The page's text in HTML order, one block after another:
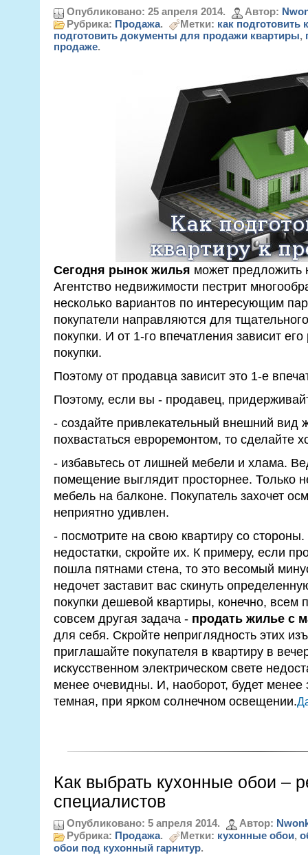
Опубликовано: 25 апреля 2014. Автор:
Рубрика: Продажа. Метки: как подготовить
подготовить документы для продажи квартиры,
продаже.
Сегодня рынок жилья может предложить
Агентство недвижимости пестрит
несколько вариантов по интересующим
покупатели направляются для
покупки. И от 1-го впечатления зависит
покупки.
Поэтому от продавца зависит это 1-е
Поэтому, если вы - продавец,
- создайте привлекательный внешний вид
похвастаться евроремонтом, то сделайте
- избавьтесь от лишней мебели и хлама.
помещение выглядит просторнее. Только
мебель на балконе. Покупатель захочет
неприятно удивлен.
- посмотрите на свою квартиру со
недостатки, скройте их. К примеру, если
пошла пятнами стена, то это весомый
недочет заставит вас скинуть
покупки дешевой квартиры, конечно, всем
совсем другая задача - продать жилье с
для себя. Скройте неприглядность этих
приглашайте покупателя в квартиру в
искусственном электрическом свете
менее очевидны. И, наоборот, будет менее
темная, при ярком солнечном освещении.
Как выбрать кухонные обои –
специалистов
Опубликовано: 5 апреля 2014. Автор:
Рубрика: Продажа. Метки: кухонные обои,
обои под кухонный гарнитур.